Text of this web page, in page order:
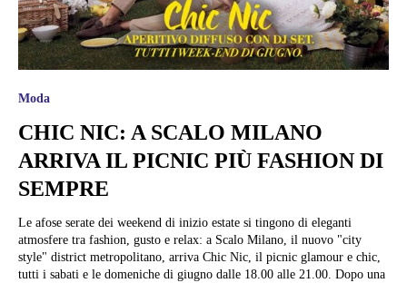
Moda
CHIC NIC: A SCALO MILANO
ARRIVA IL PICNIC PIÙ FASHION DI
SEMPRE
Le afose serate dei weekend di inizio estate si tingono di eleganti
atmosfere tra fashion, gusto e relax: a Scalo Milano, il nuovo "city
style" district metropolitano, arriva Chic Nic, il picnic glamour e chic,
tutti i sabati e le domeniche di giugno dalle 18.00 alle 21.00. Dopo una